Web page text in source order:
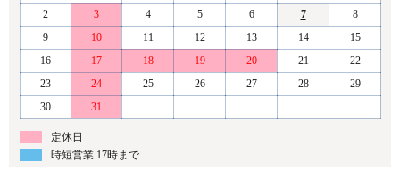
2
3 4 5 6 7
8
9
10 11 12 13 14
15
16
17 18 19 20 21
22
23
24 25 26 27 28
29
30
31
定休日
時短営業 17時まで